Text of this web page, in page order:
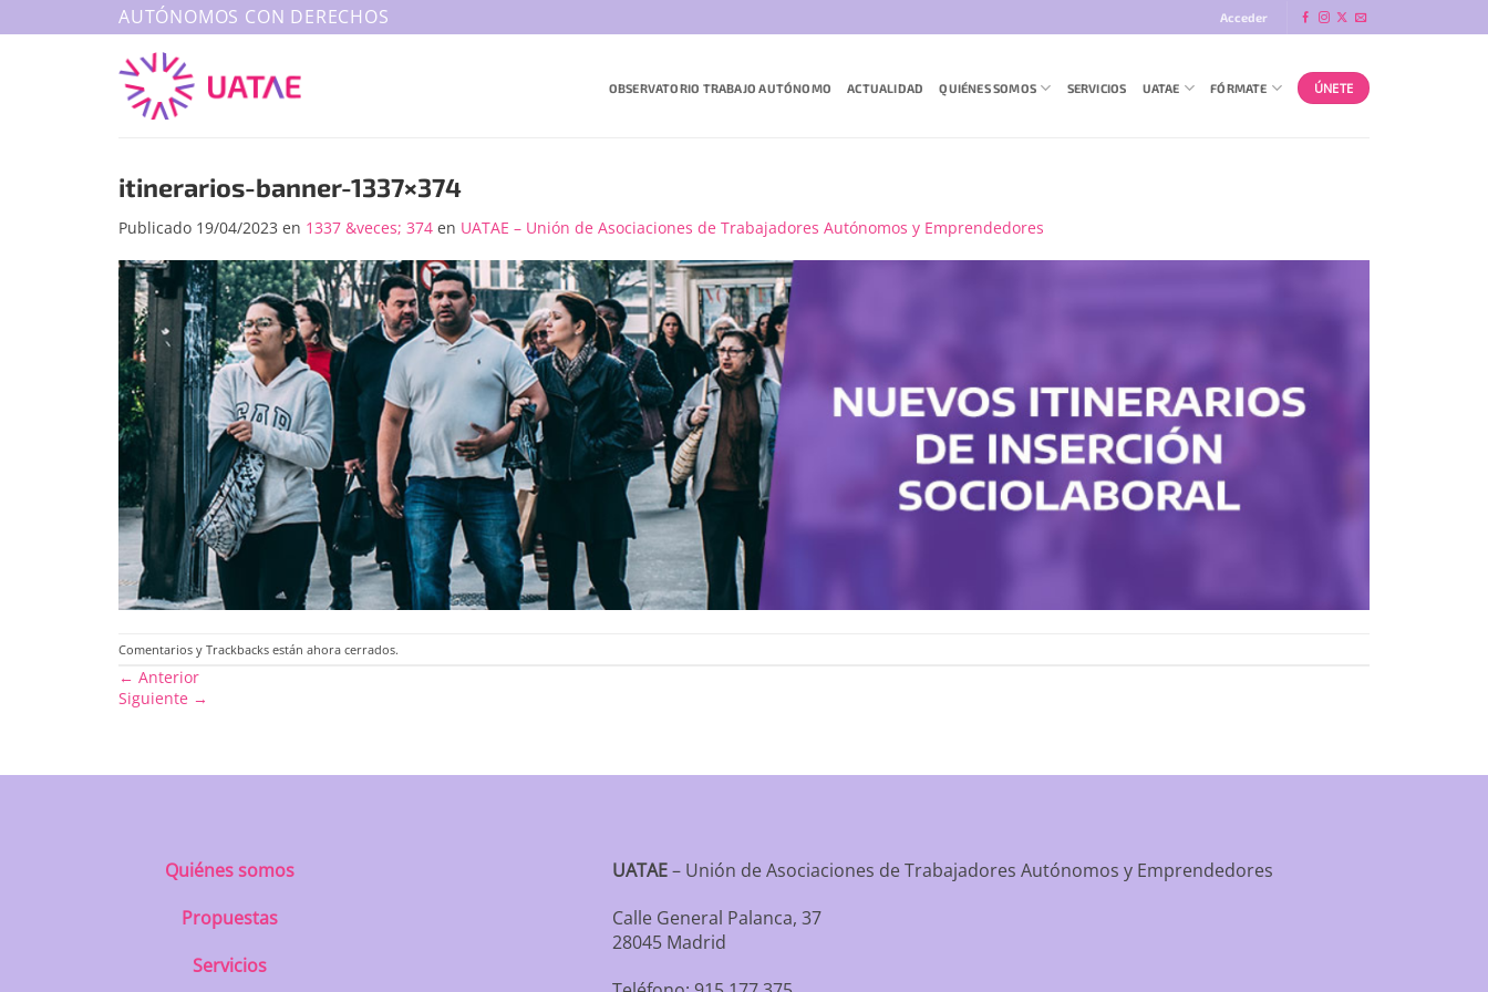
al
AUTÓNOMOS CON DERECHOS Acceder
OBSERVATORIO TRABAJO AUTÓNOMO ACTUALIDAD QUIÉNES SOMOS SERVICIOS UATAE FÓRMATE ÚNETE
itinerarios-banner-1337×374
Publicado 19/04/2023 en 1337 &veces; 374 en UATAE – Unión de Asociaciones de Trabajadores Autónomos y Emprendedores
Comentarios y Trackbacks están ahora cerrados.
← Anterior
Siguiente →
Quiénes somos
Propuestas
Servicios
UATAE– Unión de Asociaciones de Trabajadores Autónomos y Emprendedores
Calle General Palanca, 37
28045 Madrid